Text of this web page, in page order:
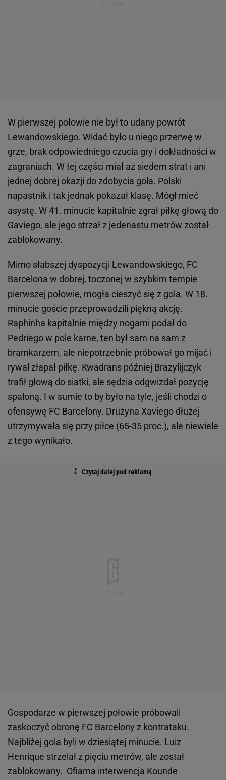
W pierwszej połowie nie był to udany powrót
Lewandowskiego. Widać było u niego przerwę w
grze, brak odpowiedniego czucia gry i dokładności w
zagraniach. W tej części miał aż siedem strat i ani
jednej dobrej okazji do zdobycia gola. Polski
napastnik i tak jednak pokazał klasę. Mógł mieć
asystę. W 41. minucie kapitalnie zgrał piłkę głową do
Gaviego, ale jego strzał z jedenastu metrów został
zablokowany.
Mimo słabszej dyspozycji Lewandowskiego, FC
Barcelona w dobrej, toczonej w szybkim tempie
pierwszej połowie, mogła cieszyć się z gola. W 18.
minucie goście przeprowadzili piękną akcję.
Raphinha kapitalnie między nogami podał do
Pedriego w pole karne, ten był sam na sam z
bramkarzem, ale niepotrzebnie próbował go mijać i
rywal złapał piłkę. Kwadrans później Brazylijczyk
trafił głową do siatki, ale sędzia odgwizdał pozycję
spaloną. I w sumie to by było na tyle, jeśli chodzi o
ofensywę FC Barcelony. Drużyna Xaviego dłużej
utrzymywała się przy piłce (65-35 proc.), ale niewiele
z tego wynikało.
Gospodarze w pierwszej połowie próbowali
zaskoczyć obronę FC Barcelony z kontrataku.
Najbliżej gola byli w dziesiątej minucie. Luiz
Henrique strzelał z pięciu metrów, ale został
zablokowany. Ofiarna interwencja Kounde